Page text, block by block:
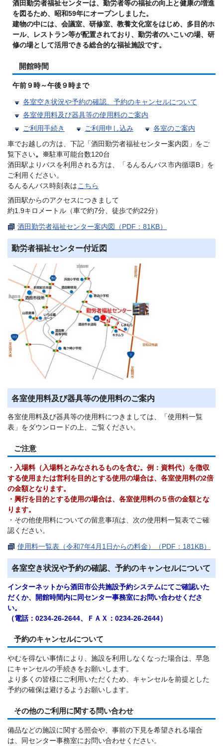
酒田勤労者福祉センターは、勤労者等の福祉の向上と健康の増進
を図るため、昭和59年にオープンしました。
建物の中には、会議室、研修室、教養文化室をはじめ、多目的ホ
ール、レストラン等が配置されており、勤労者のいこいの場、研
修の場として活用できる総合的な福祉施設です。
開館時間
午前９時～午後９時まで
各室空き状況や予約の確認、予約のキャンセルについて
各室使用料及び器具等の使用料のご案内
ご利用手続き
ご利用申し込み
各室のご案内
車でお越しの方は、下記「酒田勤労者福祉センター案内図」をご
覧下さい。※駐車可能台数120台
酒田駅よりバスを利用される方は、「るんるんバス市内循環B」を
ご利用ください。
るんるんバス時刻表は こちら
酒田駅からのアクセスにつきまして
約1.9キロメートル（車で約7分、徒歩で約22分）
酒田勤労者福祉センター案内図（PDF：81KB）
勤労者福祉センター付近図
各室使用料及び器具等の使用料のご案内
各室使用料及び器具等の使用料につきましては、「使用料一覧
表」をダウンロードの上、ご覧ください。
ご注意
・入場料（入場料とみなされるものを含む。例：資料代）を徴収
する使用または営利を目的とする使用の場合は、各室使用料の2倍
の金額となります。
・興行を目的とする使用の場合は、各室使用料の５倍の金額とな
ります。
・その他使用料についての留意事項は、次の使用料一覧表でご確
認ください。
使用料一覧表（令和7年4月1日からの料金）（PDF：181KB）
各室空き状況や予約の確認、予約のキャンセルについて
インターネットから酒田市公共施設予約システムにてご確認いた
だくか、開館時間内に同センター事務室にお問い合わせくださ
い。
（電話：0234-26-2644、ＦＡＸ：0234-26-2644）
予約のキャンセルについて
やむを得ない事情により、施設を利用しなくなった場合は、早急
にキャンセルの手続きをお願いします。
より多くの皆様にご利用いただくため、キャンセルを前提とした
予約の確保は避けるようお願いします。
その他のご利用に関する問い合わせ
備品などの施設に関する照会や、事前の下見を希望される場合
は、同センター事務室にお問い合わせください。